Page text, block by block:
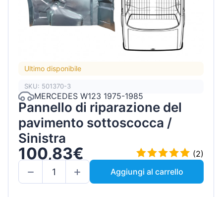
Ultimo disponibile
SKU: 501370-3
MERCEDES W123 1975-1985
Pannello di riparazione del
pavimento sottoscocca /
Sinistra
100,83€
(2)
Aggiungi al carrello